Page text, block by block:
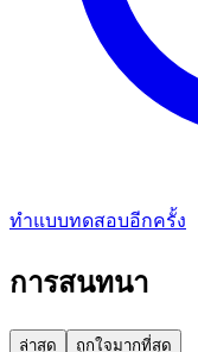
ทำแบบทดสอบอีกครั้ง
การสนทนา
ล่าสุด ถูกใจมากที่สุด